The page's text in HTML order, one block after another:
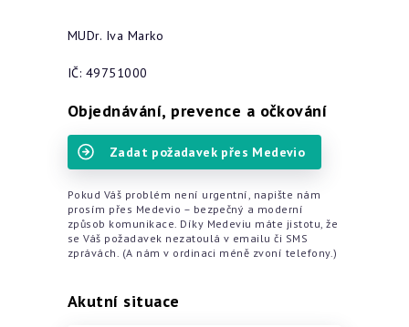
MUDr. Iva Marko
IČ: 49751000
Objednávání, prevence a očkování
Zadat požadavek přes Medevio
Pokud Váš problém není urgentní, napište nám
prosím přes Medevio – bezpečný a moderní
způsob komunikace. Díky Medeviu máte jistotu, že
se Váš požadavek nezatoulá v emailu či SMS
zprávách. (A nám v ordinaci méně zvoní telefony.)
Akutní situace